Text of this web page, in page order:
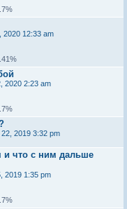
2020 12:33 am
2020 2:23 am
22, 2019 3:32 pm
и что с ним дальше
2019 1:35 pm